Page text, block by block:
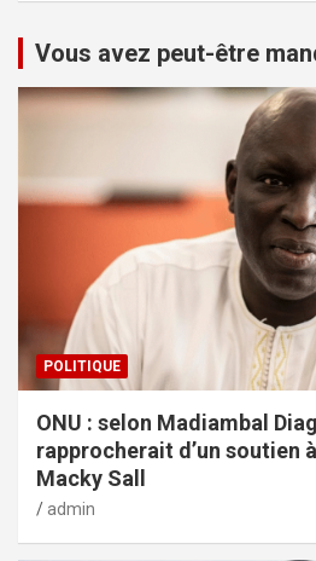
Vous avez peut-être
POLITIQUE
ONU : selon Madiambal
rapprocherait d’un soutien
Macky Sall
admin